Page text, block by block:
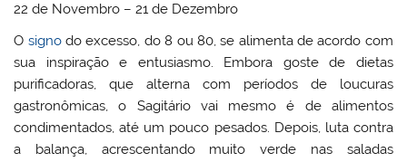
22 de Novembro – 21 de Dezembro
O signodo excesso, do 8 ou 80, se alimenta de acordo com
sua inspiração e entusiasmo. Embora goste de dietas
purificadoras, que alterna com períodos de loucuras
gastronômicas, o Sagitário vai mesmo é de alimentos
condimentados, até um pouco pesados. Depois, luta contra
a balança, acrescentando muito verde nas saladas